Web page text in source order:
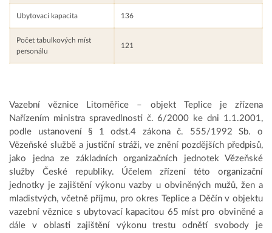
Ubytovací kapacita 136
Počet tabulkových míst
personálu
121
Vazební věznice Litoměřice – objekt Teplice je zřízena
Nařízením ministra spravedlnosti č. 6/2000 ke dni 1.1.2001,
podle ustanovení § 1 odst.4 zákona č. 555/1992 Sb. o
Vězeňské službě a justiční stráži, ve znění pozdějších předpisů,
jako jedna ze základních organizačních jednotek Vězeňské
služby České republiky. Účelem zřízení této organizační
jednotky je zajištění výkonu vazby u obviněných mužů, žen a
mladistvých, včetně příjmu, pro okres Teplice a Děčín v objektu
vazební věznice s ubytovací kapacitou 65 míst pro obviněné a
dále v oblasti zajištění výkonu trestu odnětí svobody je